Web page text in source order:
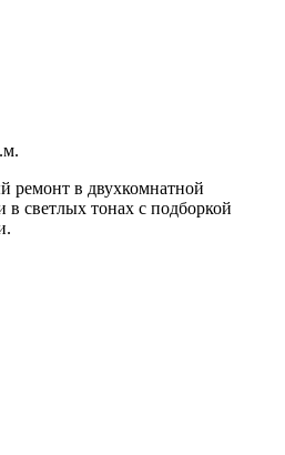
ремонт в двухкомнатной
в светлых тонах с подборкой